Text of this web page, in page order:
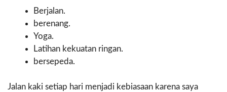
Berjalan.
berenang.
Yoga.
Latihan kekuatan ringan.
bersepeda.
Jalan kaki setiap hari menjadi kebiasaan karena saya